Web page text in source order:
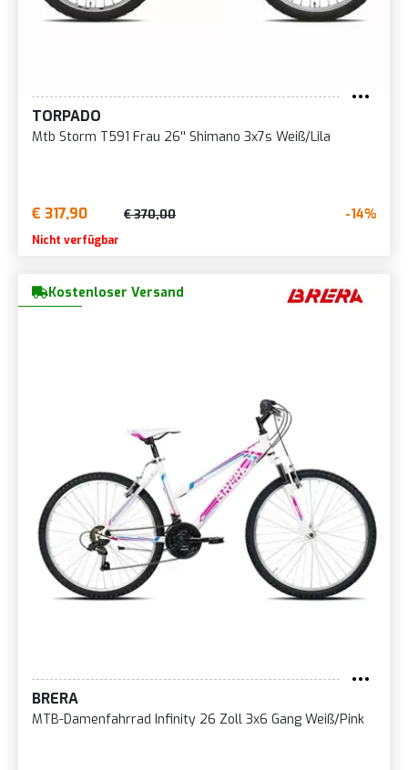
TORPADO
Mtb Storm T591 Frau 26'' Shimano 3x7s Weiß/Lila
€ 317,90 € 370,00 -14%
Nicht verfügbar
Kostenloser Versand
BRERA
MTB-Damenfahrrad Infinity 26 Zoll 3x6 Gang Weiß/Pink